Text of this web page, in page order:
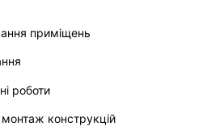
приміщень
роботи
конструкцій